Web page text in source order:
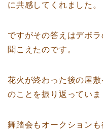
に共感してくれました。
ですがその答えはデボ
聞こえたのです。
花火が終わった後の屋
のことを振り返っていま
舞踏会もオークション